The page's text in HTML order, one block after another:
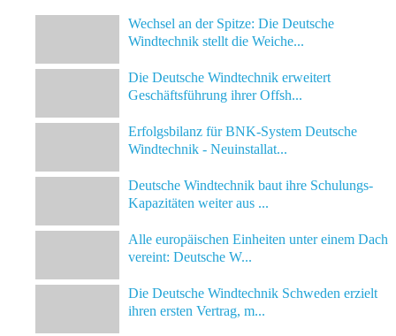
Wechsel an der Spitze: Die Deutsche
Windtechnik stellt die Weiche...
Die Deutsche Windtechnik erweitert
Geschäftsführung ihrer Offsh...
Erfolgsbilanz für BNK-System Deutsche
Windtechnik - Neuinstallat...
Deutsche Windtechnik baut ihre Schulungs-
Kapazitäten weiter aus ...
Alle europäischen Einheiten unter einem Dach
vereint: Deutsche W...
Die Deutsche Windtechnik Schweden erzielt
ihren ersten Vertrag, m...